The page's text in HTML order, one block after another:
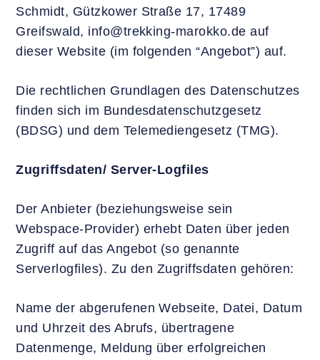
Schmidt, Gützkower Straße 17, 17489
Greifswald, info@trekking-marokko.de auf
dieser Website (im folgenden “Angebot”) auf.
Die rechtlichen Grundlagen des Datenschutzes
finden sich im Bundesdatenschutzgesetz
(BDSG) und dem Telemediengesetz (TMG).
Zugriffsdaten/ Server-Logfiles
Der Anbieter (beziehungsweise sein
Webspace-Provider) erhebt Daten über jeden
Zugriff auf das Angebot (so genannte
Serverlogfiles). Zu den Zugriffsdaten gehören:
Name der abgerufenen Webseite, Datei, Datum
und Uhrzeit des Abrufs, übertragene
Datenmenge, Meldung über erfolgreichen